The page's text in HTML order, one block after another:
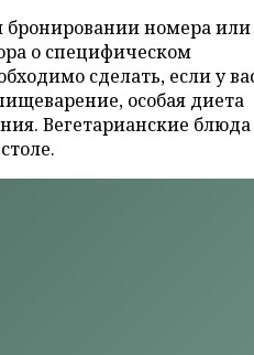
номера или
о специфическом
сделать, если у
особая диета
Вегетарианские блюда